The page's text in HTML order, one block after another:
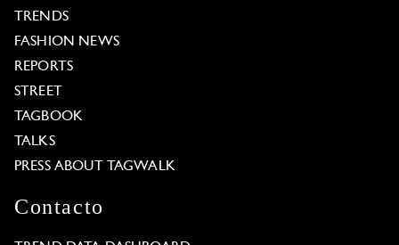
TRENDS
FASHION NEWS
REPORTS
STREET
TAGBOOK
TALKS
PRESS ABOUT TAGWALK
Contacto